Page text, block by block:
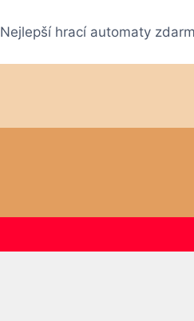
Nejlepší hrací automaty